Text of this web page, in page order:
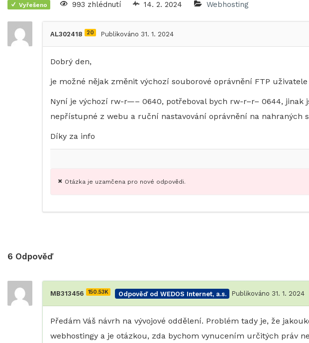
Vyřešeno 993 zhlédnutí 14. 2. 2024 Webhosting
AL302418 20 Publikováno 31. 1. 2024
Dobrý den,
je možné nějak změnit výchozí souborové oprávnění FTP uživatele
Nyní je výchozí rw-r—– 0640, potřeboval bych rw-r–r– 0644, jinak
nepřístupné z webu a ruční nastavování oprávnění na nahraných
Díky za info
Otázka je uzamčena pro nové odpovědi.
6 Odpověď
MB313456 150.53K Odpověď od WEDOS Internet, a.s. Publikováno 31. 1. 2024
Předám Váš návrh na vývojové oddělení. Problém tady je, že
webhostingy a je otázkou, zda bychom vynucením určitých práv